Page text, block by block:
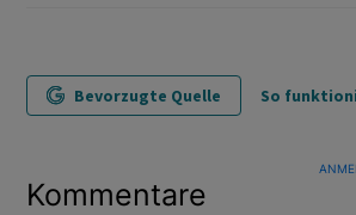
Bevorzugte Quelle So
Kommentare